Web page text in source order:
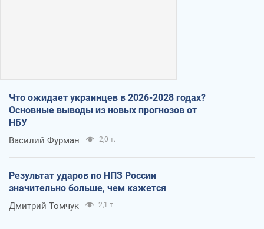
Что ожидает украинцев в 2026-2028 годах?
Основные выводы из новых прогнозов от
НБУ
Василий Фурман 2,0 т.
Результат ударов по НПЗ России
значительно больше, чем кажется
Дмитрий Томчук 2,1 т.